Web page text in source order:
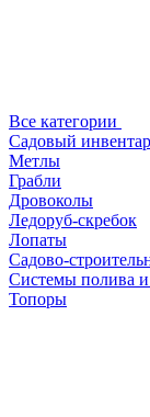
Все категории
Садовый
Метлы
Грабли
Дровоколы
Ледоруб-скребок
Лопаты
Садово-
Системы полива
Топоры